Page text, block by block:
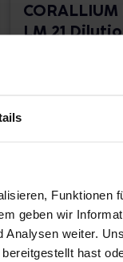
Funktionen
geben wir
weiter.
hast
CORALLIUM
LM 21